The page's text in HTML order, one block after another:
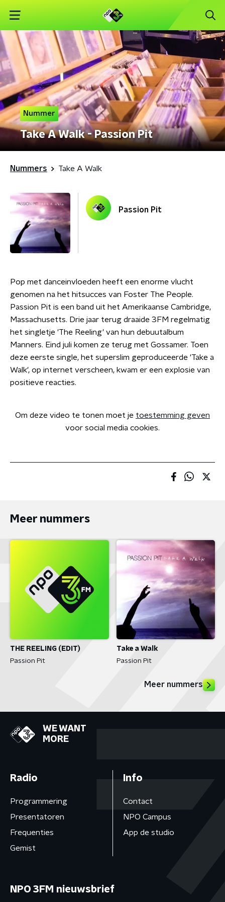
Nummer
Take A Walk - Passion Pit
Nummers Take A Walk
Passion Pit
Pop met danceinvloeden heeft een enorme vlucht
genomen na het hitsucces van Foster The People.
Passion Pit is een band uit het Amerikaanse Cambridge,
Massachusetts. Drie jaar terug draaide 3FM regelmatig
het singletje 'The Reeling' van hun debuutalbum
Manners. Eind juli komen ze terug met Gossamer. Toen
deze eerste single, het superslim geproduceerde 'Take a
Walk', op internet verscheen, kwam er een explosie van
positieve reacties.
Om deze video te tonen moet je toestemming geven
voor social media cookies.
Meer nummers
THE REELING (EDIT)
Passion Pit
Take a Walk
Passion Pit
Meer nummers
WE WANT
MORE
Radio
Programmering
Presentatoren
Frequenties
Gemist
Info
Contact
NPO Campus
App de studio
NPO 3FM nieuwsbrief